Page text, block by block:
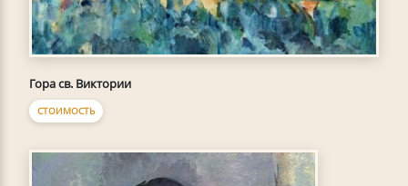
Гора св. Виктории
СТОИМОСТЬ